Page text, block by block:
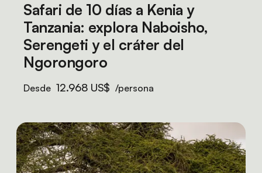
Safari de 10 días a Kenia y
Tanzania: explora Naboisho,
Serengeti y el cráter del
Ngorongoro
Desde 12.968 US$ /persona